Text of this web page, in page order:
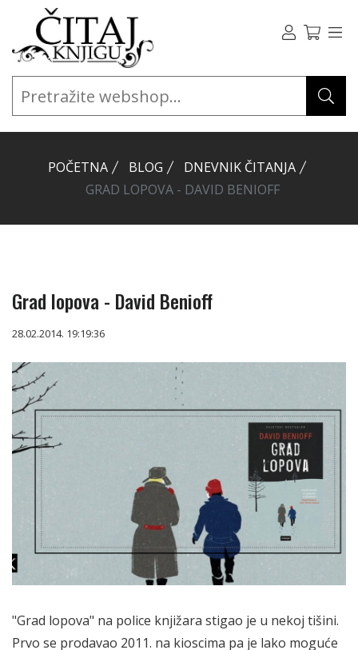
POČETNA BLOG
DNEVNIK ČITANJA
GRAD LOPOVA - DAVID BENIOFF
Grad lopova - David Benioff
28.02.2014. 19:19:36
"Grad lopova" na police knjižara stigao je u nekoj tišini.
Prvo se prodavao 2011. na kioscima pa je lako moguće